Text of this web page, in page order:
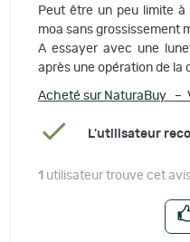
Peut être un peu limite
moa sans grossissement
A essayer avec une
après une opération de la
Acheté sur NaturaBuy –
L'utilisateur
1 utilisateur trouve cet